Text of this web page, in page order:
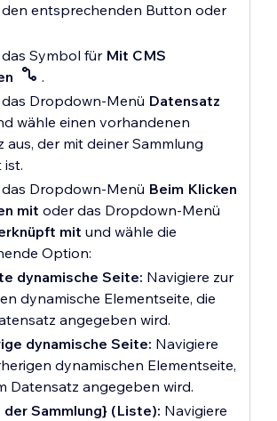
Linkquelle aus.
Suchmaschinen mit, den Link
zu ignorieren.
gesponsert:Markiere den
Link als gesponsert.
Klicke auf das
Menü
mitund wähle ein Feld
um es als dynamischen Text
dem Button zu verwenden, der
je nach Sammlungselement
Alternativ kannst du
Text auf dem Button
indem du auf den
klickst undText ändern
den nächsten optionalen
auf ein Galeriebild klicken
zu der dynamischen
gelangen.
Lege fest, dass sich der
wenn Besucher auf das
klicken:
auf dem Pro-Gallery-Element
Einstellungen
auf das Dropdown-Menü
Beim Anklicken:
Ein Link wird geöffnet.
hier mehr überdas Verbinden
Galleries mit CMS-Sammlungen.
ist.
diese Schritte, um weitere
zu verknüpfen.
mehr überdas Verbinden
mit CMS-Sammlungen
den entsprechenden Button oder
das Symbol für Mit CMS
.
das Dropdown-Menü Datensatz
wähle einen vorhandenen
aus, der mit deiner Sammlung
das Dropdown-Menü Beim Klicken
mit oder das Dropdown-Menü
mit und wähle die
Option:
dynamische Seite: Navigiere zur
dynamische Elementseite, die
angegeben wird.
dynamische Seite: Navigiere
dynamischen Elementseite,
Datensatz angegeben wird.
der Sammlung} (Liste): Navigiere